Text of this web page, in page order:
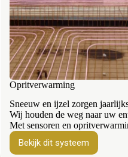
Opritverwarming
Sneeuw en ijzel zorgen
Wij houden de weg naar uw
Met sensoren en
Bekijk dit systeem
Opritverwarming